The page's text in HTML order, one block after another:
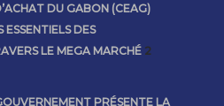
DU GABON (CEAG)
DES
LE MEGA MARCHÉ 2
PRÉSENTE LA